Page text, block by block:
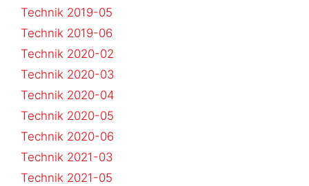
Technik 2019-05
Technik 2019-06
Technik 2020-02
Technik 2020-03
Technik 2020-04
Technik 2020-05
Technik 2020-06
Technik 2021-03
Technik 2021-05